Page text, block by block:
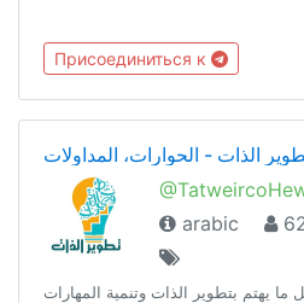
Присоединиться к
الذات - الحوارات، المداولات
arabic
يهتم بتطوير الذات وتنمية المهارات